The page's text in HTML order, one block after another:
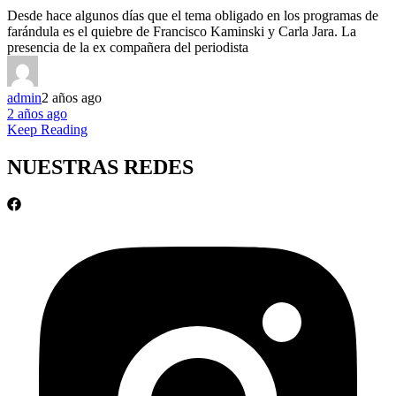
Desde hace algunos días que el tema obligado en los programas de
farándula es el quiebre de Francisco Kaminski y Carla Jara. La
presencia de la ex compañera del periodista
admin2 años ago
2 años ago
Keep Reading
NUESTRAS REDES